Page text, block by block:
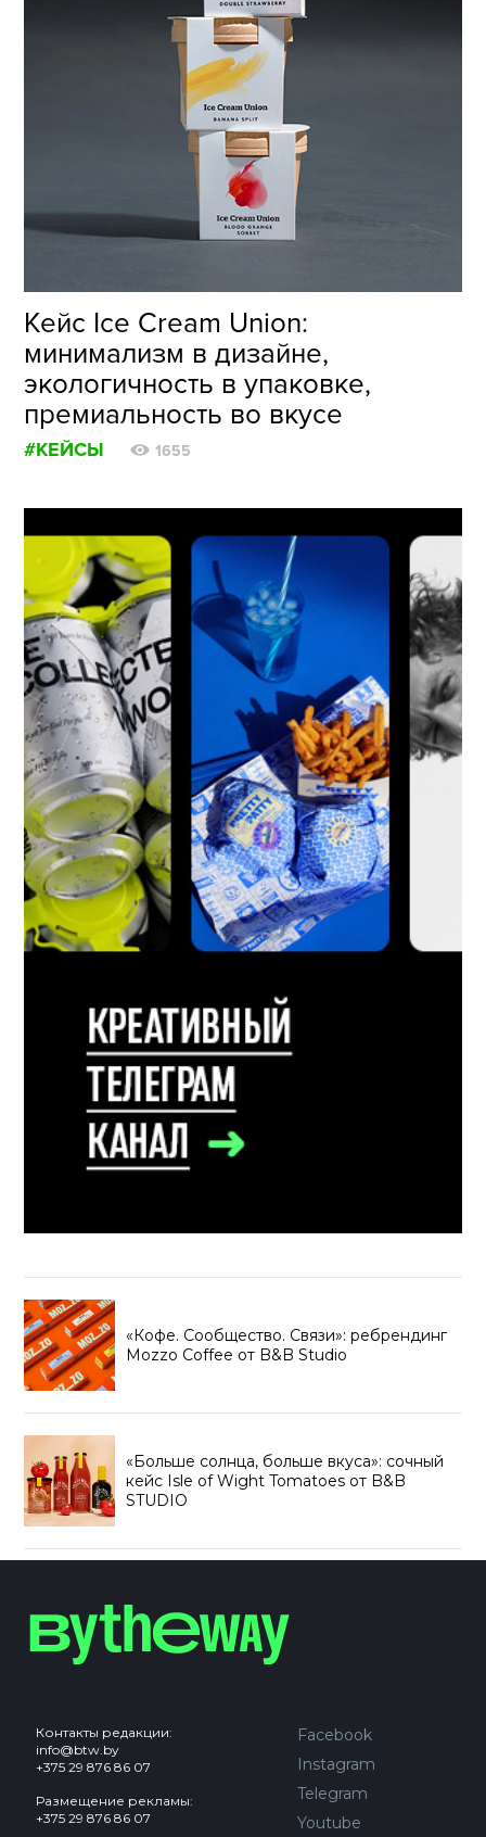
Кейс Ice Cream Union:
минимализм в дизайне,
экологичность в упаковке,
премиальность во вкусе
#КЕЙСЫ 1655
«Кофе. Сообщество. Связи»: ребрендинг
Mozzo Coffee от B&B Studio
«Больше солнца, больше вкуса»: сочный
кейс Isle of Wight Tomatoes от B&B
STUDIO
Контакты редакции:
info@btw.by
+375 29 876 86 07
Размещение рекламы:
+375 29 876 86 07
Facebook
Instagram
Telegram
Youtube